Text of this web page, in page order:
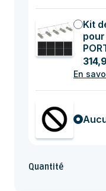
Kit
En
Quantité